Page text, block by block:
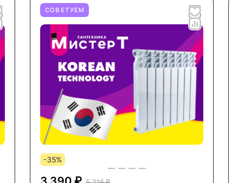
СОВЕТУЕМ
-35%